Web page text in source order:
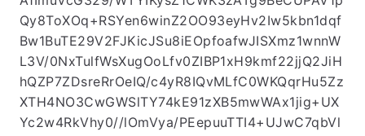
Qy8ToXOq+RSYen6winZ2OO93eyHv2Iw5kbn1dqf
Bw1BuTE29V2FJKicJSu8iEOpfoafwJISXmz1wnnW
L3V/0NxTulfWsXugOoLfv0ZIBP1xH9kmf22jjQ2JiH
hQZP7ZDsreRrOeIQ/c4yR8IQvMLfC0WKQqrHu5Zz
XTH4NO3CwGWSlTY74kE91zXB5mwWAx1jig+UX
Yc2w4RkVhy0//lOmVya/PEepuuTTI4+UJwC7qbVl